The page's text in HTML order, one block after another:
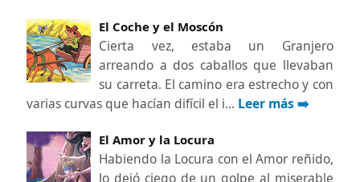
El Coche y el Moscón
Cierta vez, estaba un Granjero
arreando a dos caballos que llevaban
su carreta. El camino era estrecho y con
varias curvas que hacían difícil el i… Leer más ➡️
El Amor y la Locura
Habiendo la Locura con el Amor reñido,
lo dejó ciego de un golpe al miserable